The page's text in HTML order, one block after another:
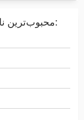
محبوب‌ترین نام‌های ماشین‌آلات را مرور کنید: